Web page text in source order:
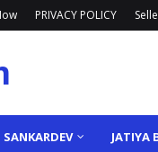
PRIVACY POLICY
SANKARDEV JATIYA